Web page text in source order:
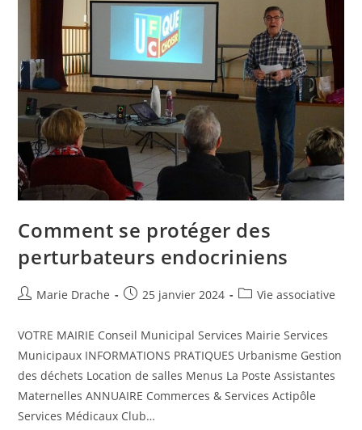
Comment se protéger des
perturbateurs endocriniens
Marie Drache 25 janvier 2024 Vie associative
VOTRE MAIRIE Conseil Municipal Services Mairie Services
Municipaux INFORMATIONS PRATIQUES Urbanisme Gestion
des déchets Location de salles Menus La Poste Assistantes
Maternelles ANNUAIRE Commerces & Services Actipôle
Services Médicaux Club…